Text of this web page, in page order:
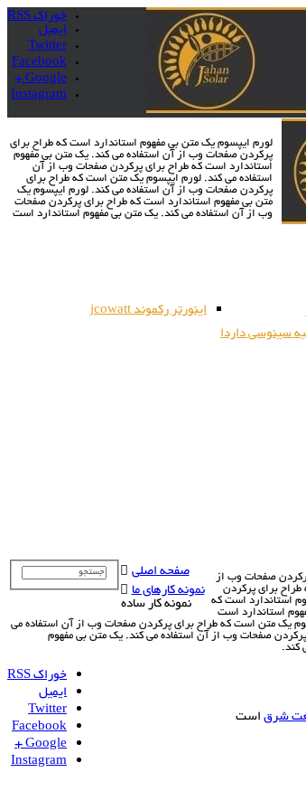
خوراک RSS
ایمیل
Twitter
Facebook
Google +
Instagram
سینوسی داردا
اینورتر رکموند jcowatt
صفحه اصلی
نمونه کارهای ما
نمونه کار ساده
لورم ايپسوم يک متن بي مفهوم استاندارد است که طراح براي
پرکردن صفحات وب از آن استفاده مي کند. يک متن بي مفهوم
استاندارد است که طراح براي پرکردن صفحات وب از آن
استفاده مي کند. لورم ايپسوم يک متن است که طراح براي
پرکردن صفحات وب از آن استفاده مي کند. لورم ايپسوم يک
متن بي مفهوم استاندارد است که طراح براي پرکردن صفحات
وب از آن استفاده مي کند. يک متن بي مفهوم استاندارد است
صفحات وب از
براي پرکردن
استاندارد است که
استاندارد است
يک متن است که طراح براي پرکردن صفحات وب از آن استفاده مي
صفحات وب از آن استفاده مي کند. يک متن بي مفهوم
کند.
شرق است
خوراک RSS
ایمیل
Twitter
Facebook
Google +
Instagram